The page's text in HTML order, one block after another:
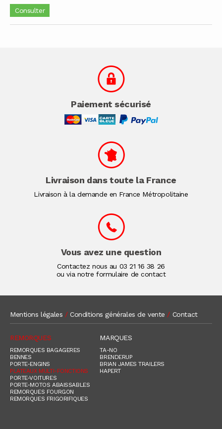
Consulter
Paiement sécurisé
Livraison dans toute la France
Livraison à la demande en France Métropolitaine
Vous avez une question
Contactez nous au 03 21 16 38 26
ou via notre formulaire de contact
Mentions légales / Conditions générales de vente / Contact
REMORQUES
REMORQUES BAGAGERES
BENNES
PORTE-ENGINS
PLATEAUX MULTI-FONCTIONS
PORTE-VOITURES
PORTE-MOTOS ABAISSABLES
REMORQUES FOURGON
REMORQUES FRIGORIFIQUES
MARQUES
TA-NO
BRENDERUP
BRIAN JAMES TRAILERS
HAPERT